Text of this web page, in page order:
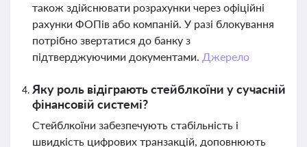
також здійснювати розрахунки через офіційні
рахунки ФОПів або компаній. У разі блокування
потрібно звертатися до банку з
підтверджуючими документами. Джерело
Яку роль відіграють стейблкоїни у сучасній
фінансовій системі?
Стейблкоїни забезпечують стабільність і
швидкість цифрових транзакцій, доповнюють